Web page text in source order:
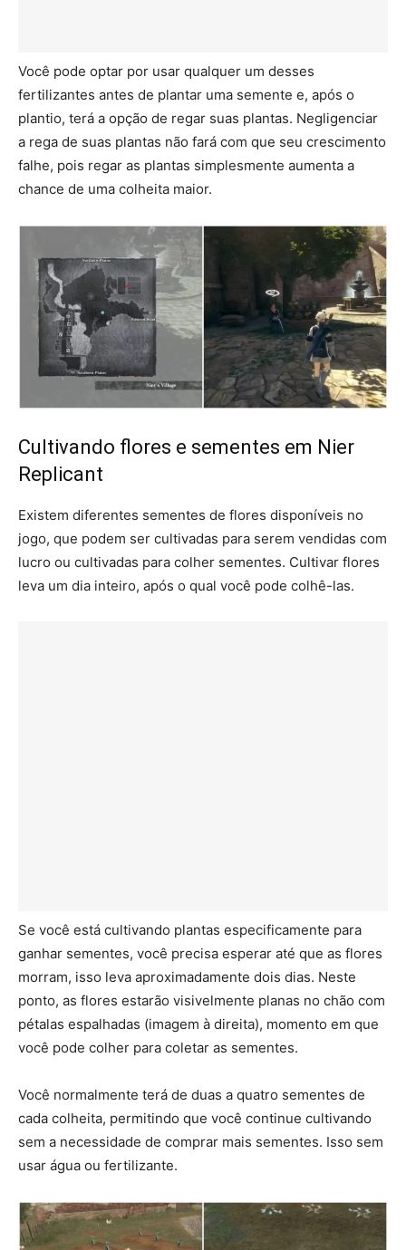
Você pode optar por usar qualquer um desses
fertilizantes antes de plantar uma semente e, após o
plantio, terá a opção de regar suas plantas. Negligenciar
a rega de suas plantas não fará com que seu crescimento
falhe, pois regar as plantas simplesmente aumenta a
chance de uma colheita maior.
Cultivando flores e sementes em Nier
Replicant
Existem diferentes sementes de flores disponíveis no
jogo, que podem ser cultivadas para serem vendidas com
lucro ou cultivadas para colher sementes. Cultivar flores
leva um dia inteiro, após o qual você pode colhê-las.
Se você está cultivando plantas especificamente para
ganhar sementes, você precisa esperar até que as flores
morram, isso leva aproximadamente dois dias. Neste
ponto, as flores estarão visivelmente planas no chão com
pétalas espalhadas (imagem à direita), momento em que
você pode colher para coletar as sementes.
Você normalmente terá de duas a quatro sementes de
cada colheita, permitindo que você continue cultivando
sem a necessidade de comprar mais sementes. Isso sem
usar água ou fertilizante.